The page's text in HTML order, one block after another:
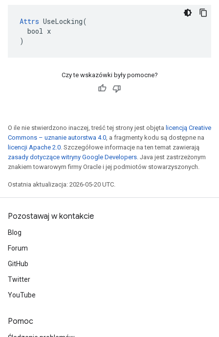
Attrs UseLocking(
  bool x
)
Czy te wskazówki były pomocne?
O ile nie stwierdzono inaczej, treść tej strony jest objęta licencją Creative
Commons – uznanie autorstwa 4.0, a fragmenty kodu są dostępne na
licencji Apache 2.0. Szczegółowe informacje na ten temat zawierają
zasady dotyczące witryny Google Developers. Java jest zastrzeżonym
znakiem towarowym firmy Oracle i jej podmiotów stowarzyszonych.
Ostatnia aktualizacja: 2026-05-20 UTC.
Pozostawaj w kontakcie
Blog
Forum
GitHub
Twitter
YouTube
Pomoc